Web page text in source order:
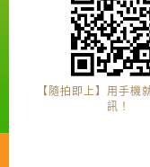
【隨拍即上】用手機
訊！